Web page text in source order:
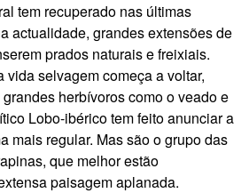
tem recuperado nas últimas
actualidade, grandes extensões de
prados naturais e freixiais.
vida selvagem começa a voltar,
herbívoros como o veado e
Lobo-ibérico tem feito anunciar a
mais regular. Mas são o grupo das
que melhor estão
paisagem aplanada.